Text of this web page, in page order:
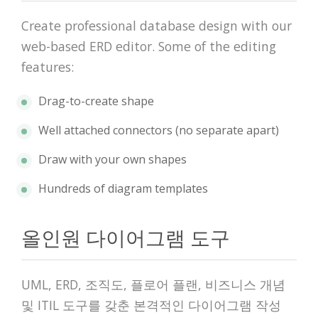
Create professional database design with our
web-based ERD editor. Some of the editing
features:
Drag-to-create shape
Well attached connectors (no separate apart)
Draw with your own shapes
Hundreds of diagram templates
올인원 다이어그램 도구
UML, ERD, 조직도, 플로어 플랜, 비즈니스 개념
및 ITIL 도구를 갖춘 본격적인 다이어그램 작성